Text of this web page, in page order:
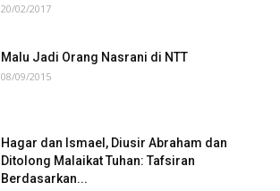
20/02/2017
Malu Jadi Orang Nasrani di NTT
08/09/2015
Hagar dan Ismael, Diusir Abraham dan
Ditolong Malaikat Tuhan: Tafsiran
Berdasarkan...